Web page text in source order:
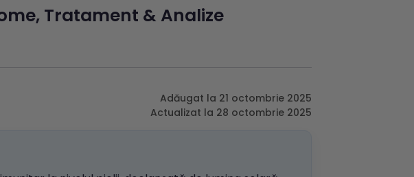
Tratament & Analize
Adăugat la 21 octombrie 2025
Actualizat la 28 octombrie 2025